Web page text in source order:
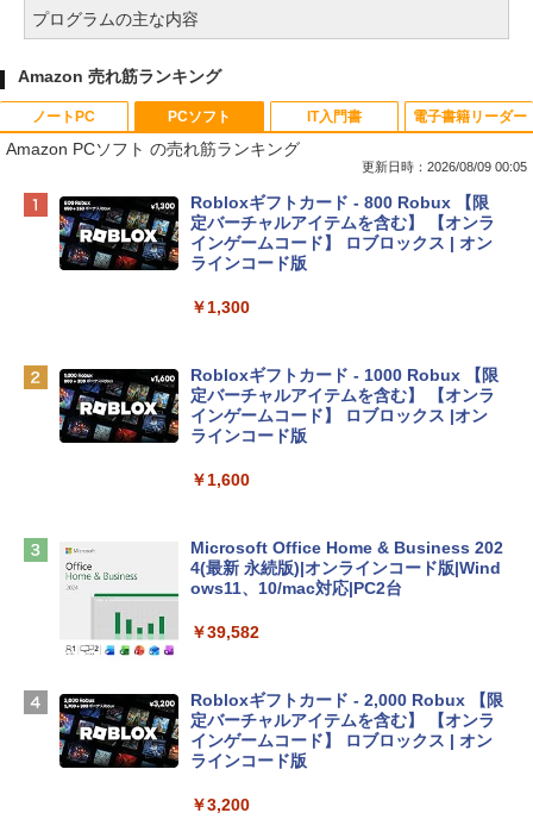
プログラムの主な内容
Amazon 売れ筋ランキング
ノートPC
Apple 2026 MacBook Neo A18 Proチッ
プ搭載13インチノートブック：AIとAppl
e Intelligenceのために設計、Liquid Ret
inaディスプレイ、8GBユニファイドメモ
eTime HDカメラ、Touch ID - インディ
￥137,800
tomtoc 360°保護 15.6 16インチ パソコ
book Lenovo対応
Apple 2026 MacBook Air M5チップ搭載
igence、13.6インチLiquid Retinaディ
レームカメラ、日本語キーボード、Touc
h ID - ミッドナイト
￥224,800
PCソフト
Amazon PCソフト の売れ筋ランキング
更新日時：2026/08/09 00:05
Robloxギフトカード - 800 Robux 【限
定バーチャルアイテムを含む】 【オンラ
インゲームコード】 ロブロックス | オン
ラインコード版
￥1,300
Robloxギフトカード - 1000 Robux 【限
定バーチャルアイテムを含む】 【オンラ
インゲームコード】 ロブロックス |オン
ラインコード版
￥1,600
Microsoft Office Home & Business 202
4(最新 永続版)|オンラインコード版|Wind
ows11、10/mac対応|PC2台
￥39,582
Robloxギフトカード - 2,000 Robux 【限
定バーチャルアイテムを含む】 【オンラ
インゲームコード】 ロブロックス | オン
ラインコード版
￥3,200
IT入門書 電子書籍リーダー